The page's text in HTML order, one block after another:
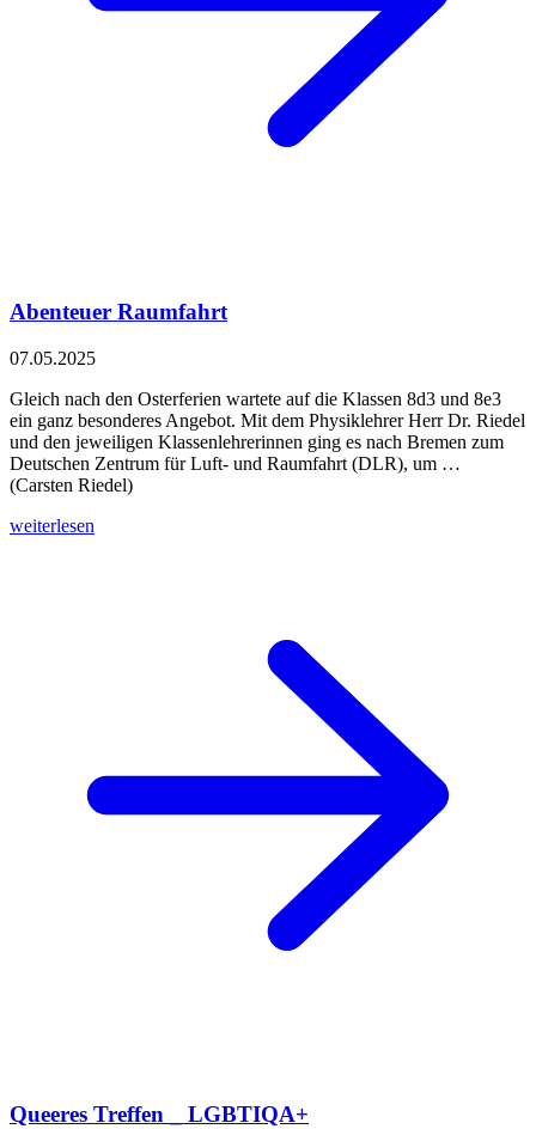
Abenteuer Raumfahrt
07.05.2025
Gleich nach den Osterferien wartete auf die Klassen 8d3 und 8e3
ein ganz besonderes Angebot. Mit dem Physiklehrer Herr Dr. Riedel
und den jeweiligen Klassenlehrerinnen ging es nach Bremen zum
Deutschen Zentrum für Luft- und Raumfahrt (DLR), um …
(Carsten Riedel)
weiterlesen
Queeres Treffen _ LGBTIQA+